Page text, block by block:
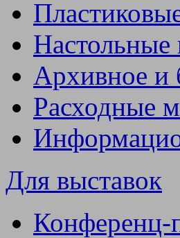
Архивное и
Расходные
Для выставок
Конференц-